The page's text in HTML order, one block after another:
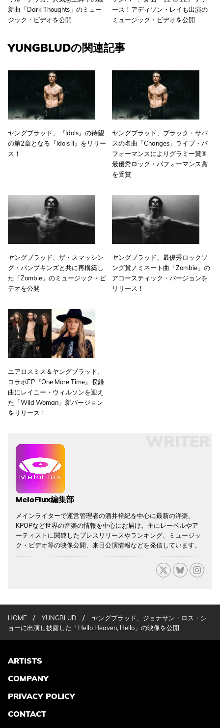
新曲「Dark Thoughts」のミュー
ジック・ビデオを公開
ース！アディソン・レイも出演の
ミュージック・ビデオを公開
YUNGBLUDの関連記事
ヤングブラッド、『Idols』の待望
の第2章となる『Idols II』をリリー
ス！
ヤングブラッド、ブラック・サバ
スの名曲「Changes」ライブ・パ
フォーマンスによりグラミー賞®
最優秀ロック・パフォーマンス賞
を受賞
ヤングブラッド、ザ・スマッシン
グ・パンプキンズと共に再構築し
た「Zombie」のミュージック・ビ
デオを公開
ヤングブラッド、最優秀ロックソ
ング賞ノミネート曲「Zombie」の
アコースティック・バージョンを
リリース！
エアロスミス＆ヤングブラッド、
コラボEP『One More Time』収録
曲にレイニー・ウィルソンを迎え
た「Wild Woman」新バージョン
をリリース！
MeloFlux編集部
メインライターで運営管理者の酒井裕紀を中心に最新の洋楽、
KPOPなど世界の音楽の情報を中心にお届け。主にレーベルやア
ーティストに関連したプレスリリースやランキング、ミュージッ
ク・ビデオ等の映像公開、来日公演情報などを発信しています。
HOME / YUNGBLUD /
ヤングブラッド、ジョナサン・ロス・シ
ョーに出演し披露した「Hello Heaven, Hello」の映像を公開
ARTISTS
COMPANY
PRIVACY POLICY
CONTACT